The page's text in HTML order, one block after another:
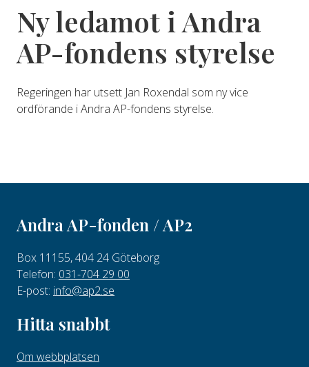
Ny ledamot i Andra
AP-fondens styrelse
Regeringen har utsett Jan Roxendal som ny vice
ordförande i Andra AP-fondens styrelse.
Andra AP-fonden / AP2
Box 11155, 404 24 Göteborg
Telefon: 031-704 29 00
E-post: info@ap2.se
Hitta snabbt
Om webbplatsen